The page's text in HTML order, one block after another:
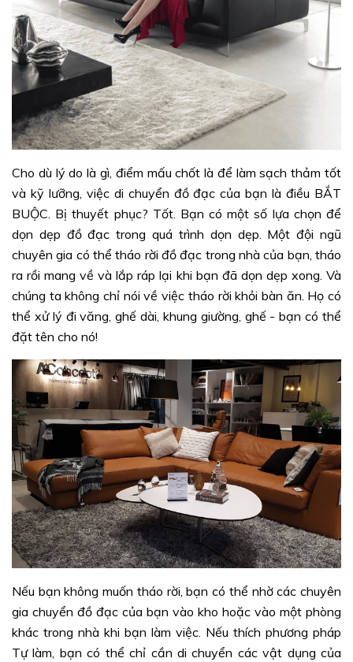
Cho dù lý do là gì, điểm mấu chốt là để làm sạch thảm tốt
và kỹ lưỡng, việc di chuyển đồ đạc của bạn là điều BẮT
BUỘC. Bị thuyết phục? Tốt. Bạn có một số lựa chọn để
dọn dẹp đồ đạc trong quá trình dọn dẹp. Một đội ngũ
chuyên gia có thể tháo rời đồ đạc trong nhà của bạn, tháo
ra rồi mang về và lắp ráp lại khi bạn đã dọn dẹp xong. Và
chúng ta không chỉ nói về việc tháo rời khỏi bàn ăn. Họ có
thể xử lý đi văng, ghế dài, khung giường, ghế - bạn có thể
đặt tên cho nó!
Nếu bạn không muốn tháo rời, bạn có thể nhờ các chuyên
gia chuyển đồ đạc của bạn vào kho hoặc vào một phòng
khác trong nhà khi bạn làm việc. Nếu thích phương pháp
Tự làm, bạn có thể chỉ cần di chuyển các vật dụng của